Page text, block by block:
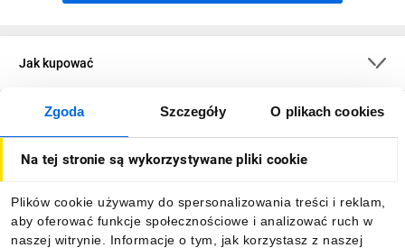
Zgoda Szczegóły O plikach cookies
Na tej stronie są wykorzystywane pliki cookie
Plików cookie używamy do spersonalizowania treści i reklam,
aby oferować funkcje społecznościowe i analizować ruch w
naszej witrynie. Informacje o tym, jak korzystasz z naszej
Jak kupować
O firmie
Informacje